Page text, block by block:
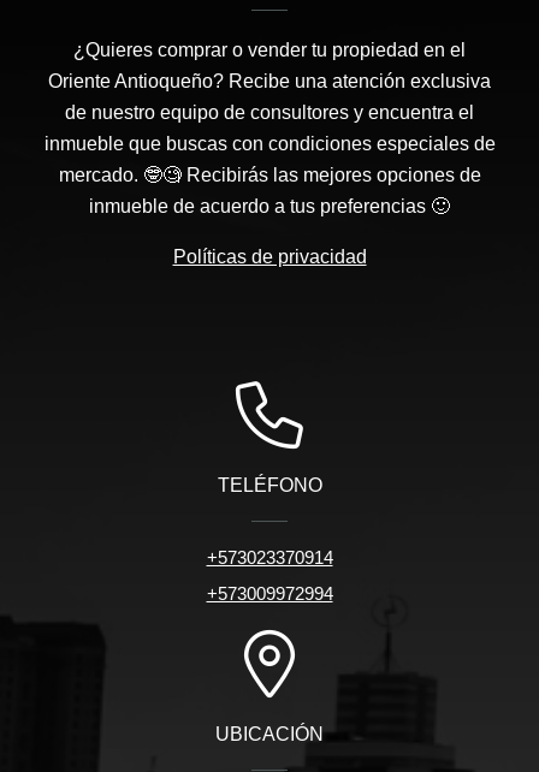
¿Quieres comprar o vender tu propiedad en el
Oriente Antioqueño? Recibe una atención exclusiva
de nuestro equipo de consultores y encuentra el
inmueble que buscas con condiciones especiales de
mercado. 🤓🧐 Recibirás las mejores opciones de
inmueble de acuerdo a tus preferencias 🙂
Políticas de privacidad
TELÉFONO
+573023370914
+573009972994
UBICACIÓN